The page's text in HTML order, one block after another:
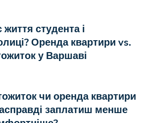
студента і
Оренда квартири vs.
у Варшаві
чи оренда квартири
заплатиш менше